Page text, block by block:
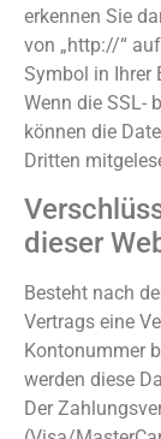
erkennen Sie
von „http://“
Symbol in Ihrer
Wenn die SSL-
können die
Dritten
dieser
Besteht nach
Vertrags eine
Kontonummer
werden diese
Der